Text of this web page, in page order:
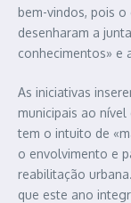
bem-vindos, pois
desenharam a
conhecimentos» e
As iniciativas
municipais ao
tem o intuito de
o envolvimento e
reabilitação
que este ano